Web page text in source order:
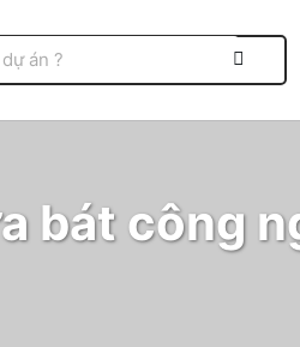
bát công